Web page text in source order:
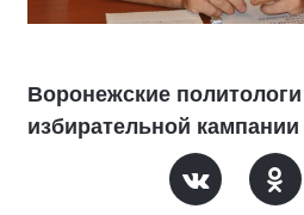
Воронежские
избирательной